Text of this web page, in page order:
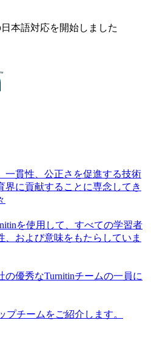
本語対応を開始しました
一貫性、公正さを促進する技術
界に貢献することに専念してき
を使用して、すべての学習者
、および意味をもたらしていま
の優秀なTurnitinチームの一員に
プチームをご紹介します。